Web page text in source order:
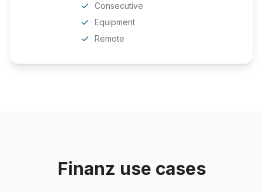
Consecutive
Equipment
Remote
Finanz use cases